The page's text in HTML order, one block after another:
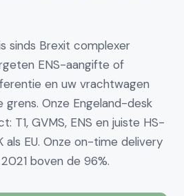
sinds Brexit complexer
ENS-aangifte of
en uw vrachtwagen
grens. Onze Engeland-desk
T1, GVMS, ENS en juiste HS-
als EU. Onze on-time delivery
boven de 96%.